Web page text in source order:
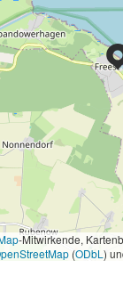
-Mitwirkende,
(ODbL )